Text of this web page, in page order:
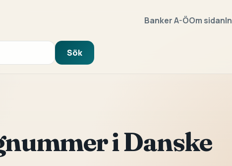
Banker A-ÖOm sidan
Sök
i Danske